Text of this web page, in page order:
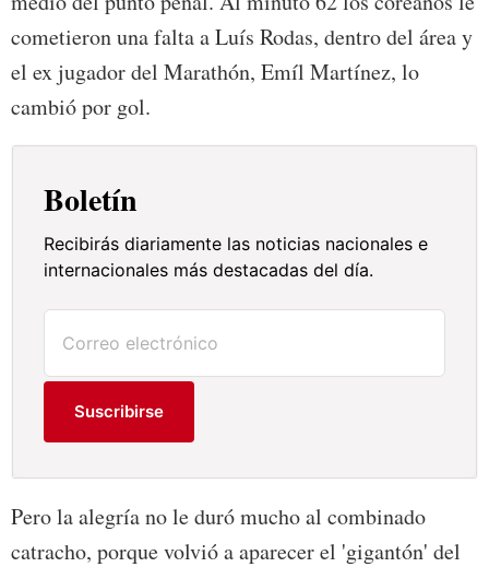
cometieron una falta a Luís Rodas, dentro del área y
el ex jugador del Marathón, Emíl Martínez, lo
cambió por gol.
Boletín
Recibirás diariamente las noticias nacionales e
internacionales más destacadas del día.
Suscribirse
Pero la alegría no le duró mucho al combinado
catracho, porque volvió a aparecer el 'gigantón' del